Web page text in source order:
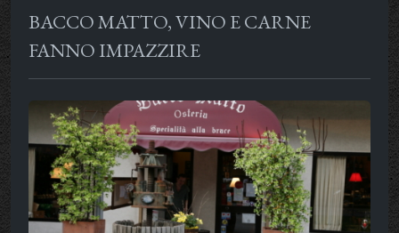
BACCO MATTO, VINO E CARNE
FANNO IMPAZZIRE